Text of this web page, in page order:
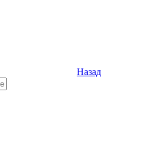
Назад